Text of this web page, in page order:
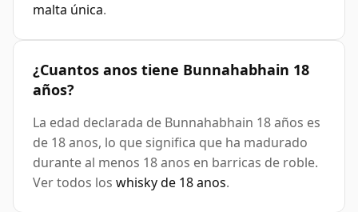
malta única.
¿Cuantos anos tiene Bunnahabhain 18
años?
La edad declarada de Bunnahabhain 18 años es
de 18 anos, lo que significa que ha madurado
durante al menos 18 anos en barricas de roble.
Ver todos los whisky de 18 anos.